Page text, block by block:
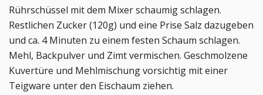
Rührschüssel mit dem Mixer schaumig schlagen.
Restlichen Zucker (120g) und eine Prise Salz dazugeben
und ca. 4 Minuten zu einem festen Schaum schlagen.
Mehl, Backpulver und Zimt vermischen. Geschmolzene
Kuvertüre und Mehlmischung vorsichtig mit einer
Teigware unter den Eischaum ziehen.